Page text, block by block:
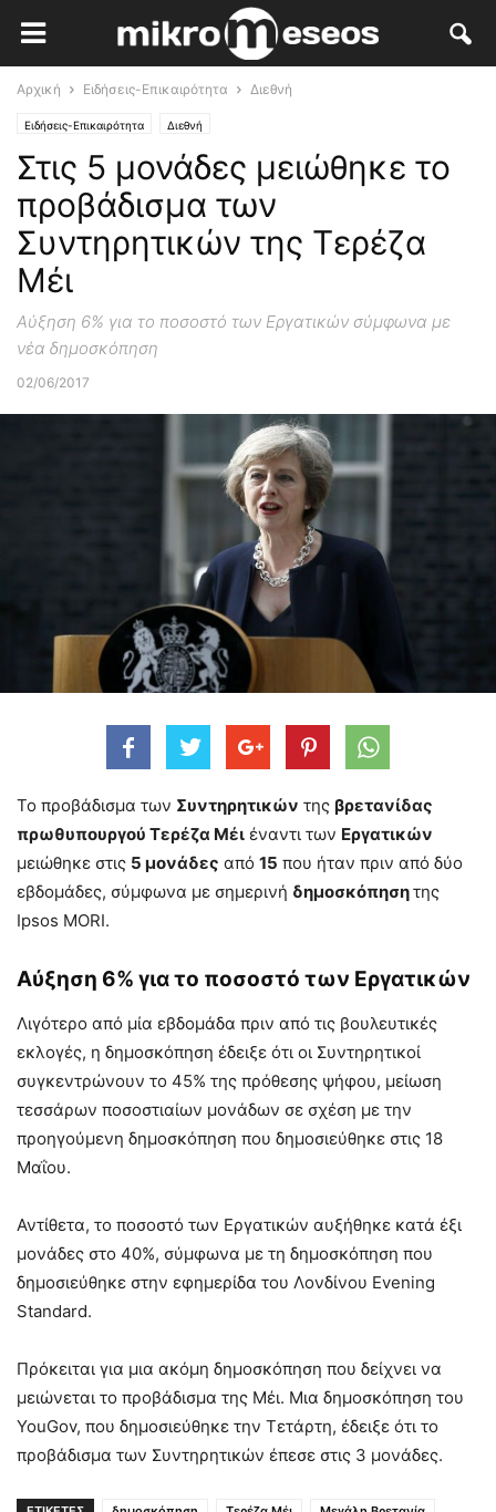
Αρχική Ειδήσεις-Επικαιρότητα Διεθνή
Ειδήσεις-Επικαιρότητα Διεθνή
Στις 5 μονάδες μειώθηκε το
προβάδισμα των
Συντηρητικών της Τερέζα
Μέι
Αύξηση 6% για το ποσοστό των Εργατικών σύμφωνα με
νέα δημοσκόπηση
02/06/2017
Το προβάδισμα των Συντηρητικών της βρετανίδας
πρωθυπουργού Τερέζα Μέι έναντι των Εργατικών
μειώθηκε στις 5 μονάδες από 15 που ήταν πριν από δύο
εβδομάδες, σύμφωνα με σημερινή δημοσκόπησητης
Ipsos MORI.
Αύξηση 6% για το ποσοστό των Εργατικών
Λιγότερο από μία εβδομάδα πριν από τις βουλευτικές
εκλογές, η δημοσκόπηση έδειξε ότι οι Συντηρητικοί
συγκεντρώνουν το 45% της πρόθεσης ψήφου, μείωση
τεσσάρων ποσοστιαίων μονάδων σε σχέση με την
προηγούμενη δημοσκόπηση που δημοσιεύθηκε στις 18
Μαΐου.
Αντίθετα, το ποσοστό των Εργατικών αυξήθηκε κατά έξι
μονάδες στο 40%, σύμφωνα με τη δημοσκόπηση που
δημοσιεύθηκε στην εφημερίδα του Λονδίνου Evening
Standard.
Πρόκειται για μια ακόμη δημοσκόπηση που δείχνει να
μειώνεται το προβάδισμα της Μέι. Μια δημοσκόπηση του
YouGov, που δημοσιεύθηκε την Τετάρτη, έδειξε ότι το
προβάδισμα των Συντηρητικών έπεσε στις 3 μονάδες.